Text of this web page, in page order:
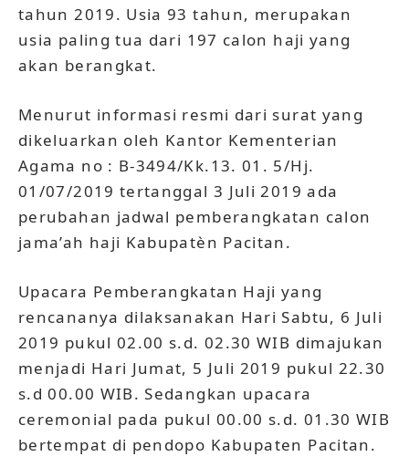
tahun 2019. Usia 93 tahun, merupakan
usia paling tua dari 197 calon haji yang
akan berangkat.
Menurut informasi resmi dari surat yang
dikeluarkan oleh Kantor Kementerian
Agama no : B-3494/Kk.13. 01. 5/Hj.
01/07/2019 tertanggal 3 Juli 2019 ada
perubahan jadwal pemberangkatan calon
jama’ah haji Kabupatèn Pacitan.
Upacara Pemberangkatan Haji yang
rencananya dilaksanakan Hari Sabtu, 6 Juli
2019 pukul 02.00 s.d. 02.30 WIB dimajukan
menjadi Hari Jumat, 5 Juli 2019 pukul 22.30
s.d 00.00 WIB. Sedangkan upacara
ceremonial pada pukul 00.00 s.d. 01.30 WIB
bertempat di pendopo Kabupaten Pacitan.